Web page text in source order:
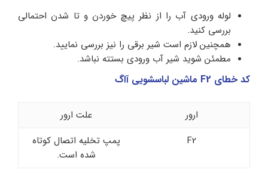
لوله ورودی آب را از نظر پیچ خوردن و تا شدن احتمالی
بررسی کنید.
همچنین لازم است شیر برقی را نیز بررسی نمایید.
مطمئن شوید شیر آب ورودی بستته نباشد.
کد خطای F2 ماشین لباسشویی آاگ
ارور
علت ارور
F2
پمپ تخلیه اتصال کوتاه
شده است.